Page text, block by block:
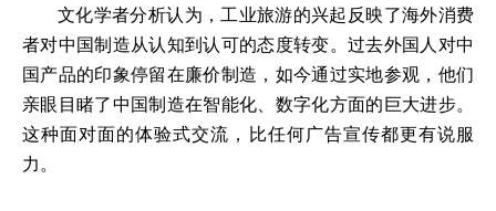
文化学者分析认为，工业旅游的兴起反映了海外消费
者对中国制造从认知到认可的态度转变。过去外国人对中
国产品的印象停留在廉价制造，如今通过实地参观，他们
亲眼目睹了中国制造在智能化、数字化方面的巨大进步。
这种面对面的体验式交流，比任何广告宣传都更有说服
力。